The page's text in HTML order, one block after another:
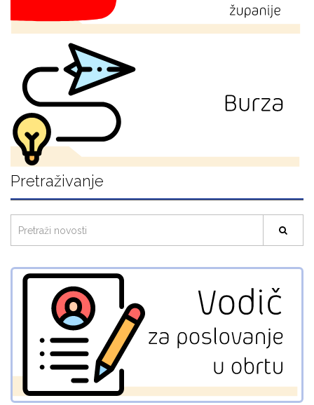
Pretraživanje